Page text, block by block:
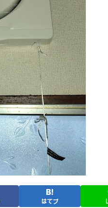
はてブ